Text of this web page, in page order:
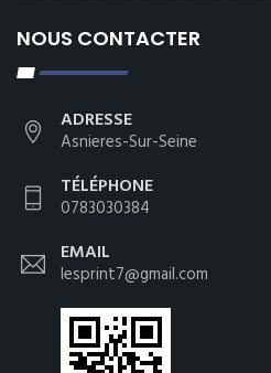
NOUS CONTACTER
ADRESSE
Asnieres-Sur-Seine
TÉLÉPHONE
0783030384
EMAIL
lesprint7@gmail.com